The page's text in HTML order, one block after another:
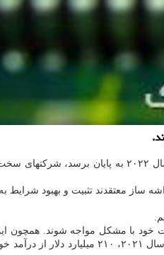
به گزارش پی اچ پی و جی کوئری به نقل از رویترز، در شرایطی که خودروسازان در این حوزه خوش بین تر
خود با مشکل مواجه شوند. همچون
رانندگی اشاره نمود. بر مبنای برآوردهای مؤسسه آلیکس پارتنرز در